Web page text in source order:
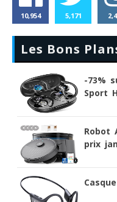
10,954 5,171
Les Bons
-73%
Sport
Robot
prix